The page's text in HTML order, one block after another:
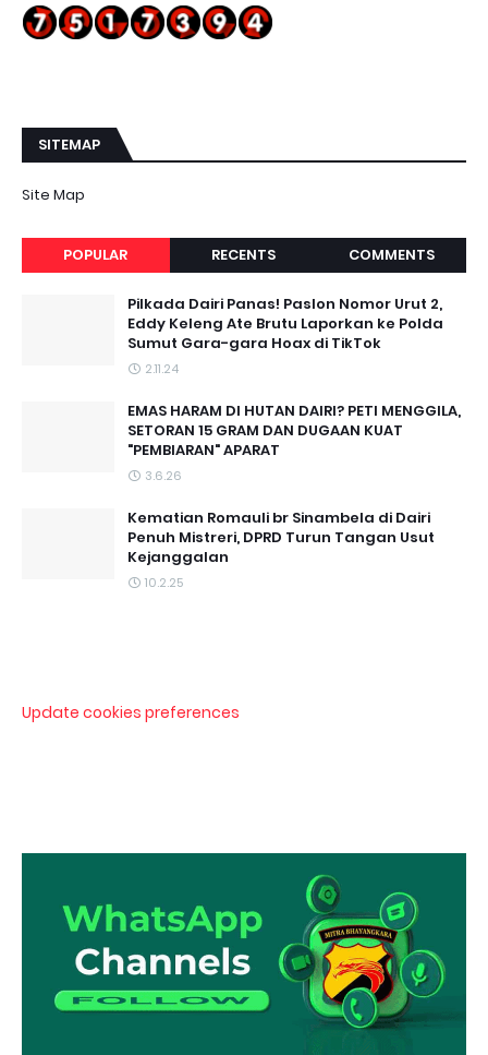
SITEMAP
Site Map
POPULAR RECENTS COMMENTS
Pilkada Dairi Panas! Paslon Nomor Urut 2,
Eddy Keleng Ate Brutu Laporkan ke Polda
Sumut Gara-gara Hoax di TikTok
2.11.24
EMAS HARAM DI HUTAN DAIRI? PETI MENGGILA,
SETORAN 15 GRAM DAN DUGAAN KUAT
"PEMBIARAN" APARAT
3.6.26
Kematian Romauli br Sinambela di Dairi
Penuh Mistreri, DPRD Turun Tangan Usut
Kejanggalan
10.2.25
Update cookies preferences